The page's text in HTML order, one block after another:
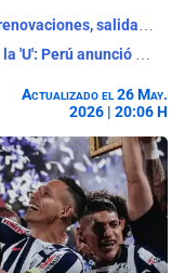
Fichajes Liga Peruana de Vóley: altas, renovaciones, salidas y rumores para la temporada 2026-27
Con 7 jugadores de Alianza Lima y 2 de la 'U': Perú anunció su lista oficial de convocados
Actualizado el 26 May.
2026 | 20:06 H